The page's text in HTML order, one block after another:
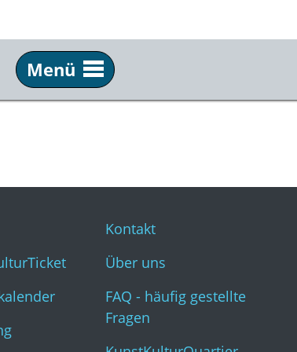
Menü
Service
MuseumszeitungKontakt
Über uns
FAQ - häufig gestellte
Fragen